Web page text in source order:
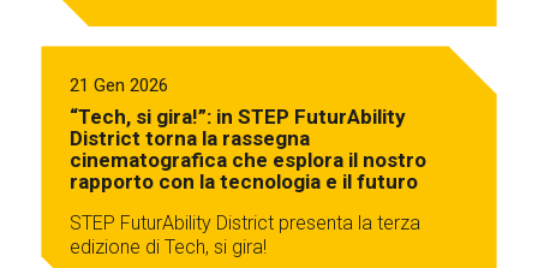
21 Gen 2026
“Tech, si gira!”: in STEP FuturAbility
District torna la rassegna
cinematografica che esplora il nostro
rapporto con la tecnologia e il futuro
STEP FuturAbility District presenta la terza
edizione di Tech, si gira!